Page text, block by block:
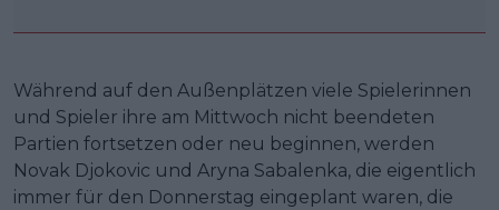
Während auf den Außenplätzen viele Spielerinnen
und Spieler ihre am Mittwoch nicht beendeten
Partien fortsetzen oder neu beginnen, werden
Novak Djokovic und Aryna Sabalenka, die eigentlich
immer für den Donnerstag eingeplant waren, die